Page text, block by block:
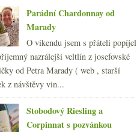
(249)
(254)
(252)
(249)
(249)
(270)
(108)
Parádní Chardonnay od
Marady
O víkendu jsem s přáteli popíjel
nazrálejší veltlín z josefovské
od Petra Marady ( web , starší
z návštěvy vin...
Stobodový Riesling a
Corpinnat s pozvánkou